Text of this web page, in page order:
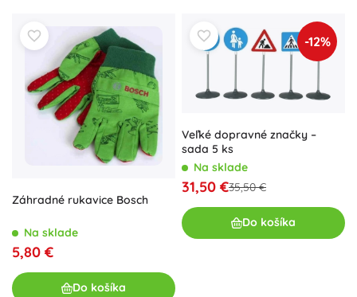
Záhradné rukavice Bosch
Na sklade
5,80 €
Do košíka
-12%
Veľké dopravné značky –
sada 5 ks
Na sklade
31,50 €35,50 €
Do košíka